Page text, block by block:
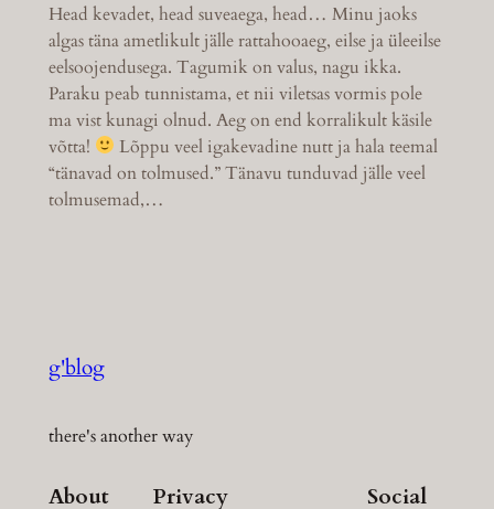
Head kevadet, head suveaega, head… Minu jaoks
algas täna ametlikult jälle rattahooaeg, eilse ja üleeilse
eelsoojendusega. Tagumik on valus, nagu ikka.
Paraku peab tunnistama, et nii viletsas vormis pole
ma vist kunagi olnud. Aeg on end korralikult käsile
võtta!
Lõppu veel igakevadine nutt ja hala teemal
“tänavad on tolmused.” Tänavu tunduvad jälle veel
tolmusemad,…
g'blog
there's another way
About Privacy Social